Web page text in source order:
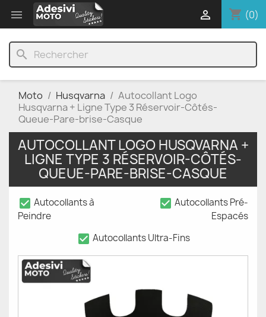
 shopping_cart (0)

search
Moto Husqvarna
Autocollant Logo
Husqvarna + Ligne Type 3 Réservoir-Côtés-
Queue-Pare-brise-Casque
AUTOCOLLANT LOGO HUSQVARNA +
LIGNE TYPE 3 RÉSERVOIR-CÔTÉS-
QUEUE-PARE-BRISE-CASQUE
check_box Autocollants à
Peindre
check_box Autocollants Pré-
Espacés
check_box Autocollants Ultra-Fins